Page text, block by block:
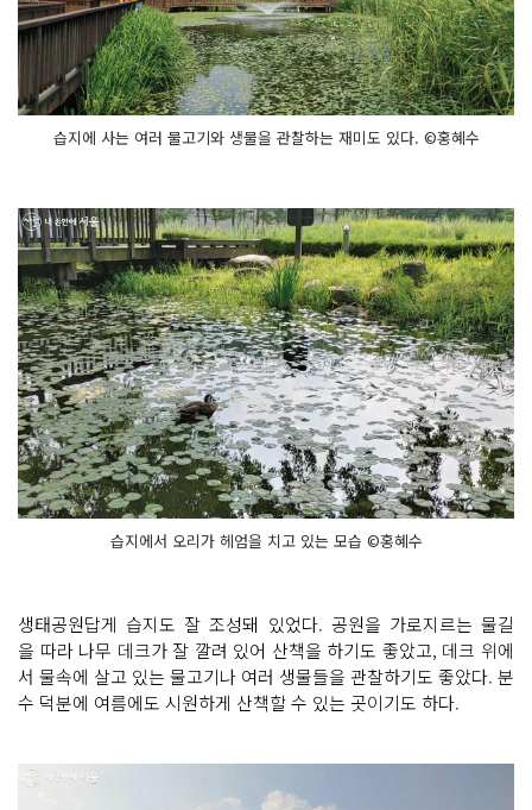
습지에 사는 여러 물고기와 생물을 관찰하는 재미도 있다. ©홍혜수
습지에서 오리가 헤엄을 치고 있는 모습 ©홍혜수
생태공원답게 습지도 잘 조성돼 있었다. 공원을 가로지르는 물길
을 따라 나무 데크가 잘 깔려 있어 산책을 하기도 좋았고, 데크 위에
서 물속에 살고 있는 물고기나 여러 생물들을 관찰하기도 좋았다. 분
수 덕분에 여름에도 시원하게 산책할 수 있는 곳이기도 하다.